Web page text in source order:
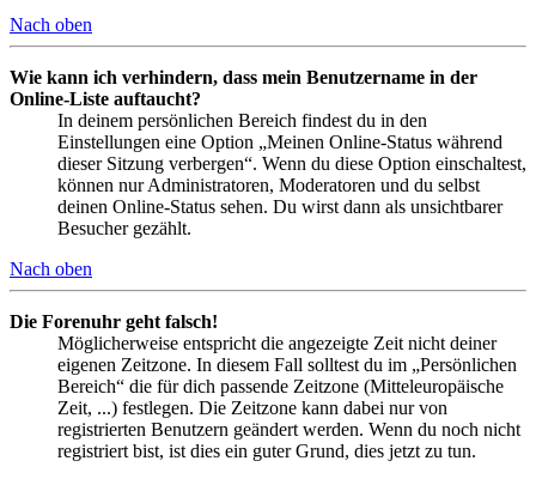
Nach oben
Wie kann ich verhindern, dass mein Benutzername in der
Online-Liste auftaucht?
In deinem persönlichen Bereich findest du in den
Einstellungen eine Option „Meinen Online-Status während
dieser Sitzung verbergen“. Wenn du diese Option einschaltest,
können nur Administratoren, Moderatoren und du selbst
deinen Online-Status sehen. Du wirst dann als unsichtbarer
Besucher gezählt.
Nach oben
Die Forenuhr geht falsch!
Möglicherweise entspricht die angezeigte Zeit nicht deiner
eigenen Zeitzone. In diesem Fall solltest du im „Persönlichen
Bereich“ die für dich passende Zeitzone (Mitteleuropäische
Zeit, ...) festlegen. Die Zeitzone kann dabei nur von
registrierten Benutzern geändert werden. Wenn du noch nicht
registriert bist, ist dies ein guter Grund, dies jetzt zu tun.